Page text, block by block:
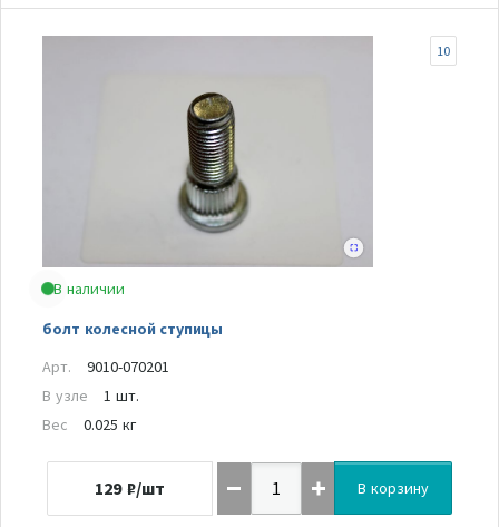
В наличии
болт колесной ступицы
10
Арт.
9010-070201
В узле
1 шт.
Вес
0.025 кг
129 ₽/шт В корзину